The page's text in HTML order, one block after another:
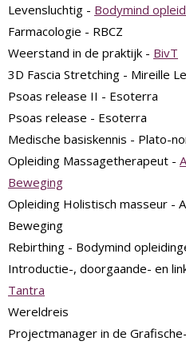
Levensluchtig - Bodymind
Farmacologie - RBCZ
Weerstand in de praktijk - BivT
3D Fascia Stretching - Mireille
Psoas release II - Esoterra
Psoas release - Esoterra
Medische basiskennis - Plato-
Opleiding Massagetherapeut -
Beweging
Opleiding Holistisch masseur -
Beweging
Rebirthing - Bodymind
Introductie-, doorgaande- en
Tantra
Wereldreis
Projectmanager in de